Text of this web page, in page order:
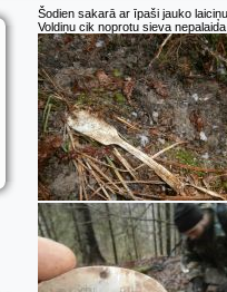
Šodien sakarā ar īpaši jauko
Voldiņu cik noprotu sieva